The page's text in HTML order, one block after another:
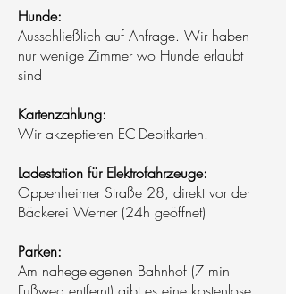
Hunde:
Ausschließlich auf Anfrage. Wir haben
nur wenige Zimmer wo Hunde erlaubt
sind
Kartenzahlung:
Wir akzeptieren EC-Debitkarten.
Ladestation für Elektrofahrzeuge:
Oppenheimer Straße 28, direkt vor der
Bäckerei Werner (24h geöffnet)
Parken:
Am nahegelegenen Bahnhof (7 min